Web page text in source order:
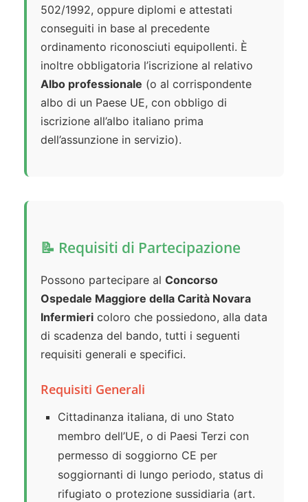
502/1992, oppure diplomi e attestati
conseguiti in base al precedente
ordinamento riconosciuti equipollenti. È
inoltre obbligatoria l’iscrizione al relativo
Albo professionale (o al corrispondente
albo di un Paese UE, con obbligo di
iscrizione all’albo italiano prima
dell’assunzione in servizio).
📝 Requisiti di Partecipazione
Possono partecipare al Concorso
Ospedale Maggiore della Carità Novara
Infermieri coloro che possiedono, alla data
di scadenza del bando, tutti i seguenti
requisiti generali e specifici.
Requisiti Generali
Cittadinanza italiana, di uno Stato
membro dell’UE, o di Paesi Terzi con
permesso di soggiorno CE per
soggiornanti di lungo periodo, status di
rifugiato o protezione sussidiaria (art.